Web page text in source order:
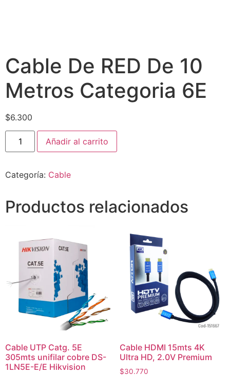
Cable De RED De 10
Metros Categoria 6E
$6.300
Añadir al carrito
Categoría: Cable
Productos relacionados
Cable UTP Catg. 5E
305mts unifilar cobre DS-
1LN5E-E/E Hikvision
Cable HDMI 15mts 4K
Ultra HD, 2.0V Premium
$30.770